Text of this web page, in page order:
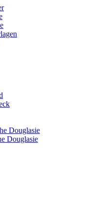
Douglasie
Douglasie